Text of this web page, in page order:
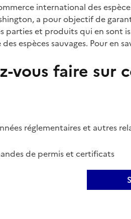
international des
a pour objectif de
parties et produits qui en sont
espèces sauvages. Pour en
vous faire sur
réglementaires et autres
de permis et certificats